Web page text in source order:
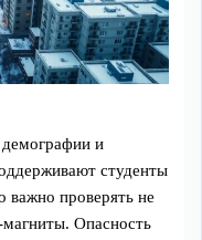
демографии и
студенты
важно проверять не
Опасность